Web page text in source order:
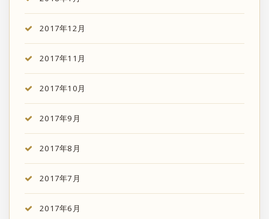
2017年12月
2017年11月
2017年10月
2017年9月
2017年8月
2017年7月
2017年6月